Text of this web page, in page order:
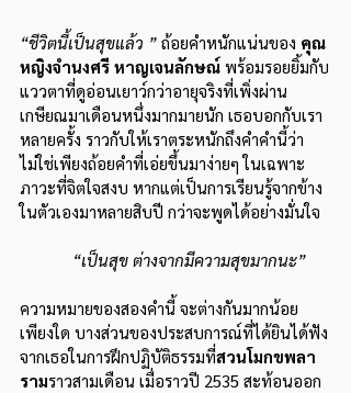
“ชีวิตนี้เป็นสุขแล้ว ” ถ้อยคำหนักแน่นของ คุณ
หญิงจำนงศรี หาญเจนลักษณ์ พร้อมรอยยิ้มกับ
แววตาที่ดูอ่อนเยาว์กว่าอายุจริงที่เพิ่งผ่าน
เกษียณมาเดือนหนึ่งมากมายนัก เธอบอกกับเรา
หลายครั้ง ราวกับให้เราตระหนักถึงคำคำนี้ว่า
ไม่ใช่เพียงถ้อยคำที่เอ่ยขึ้นมาง่ายๆ ในเฉพาะ
ภาวะที่จิตใจสงบ หากแต่เป็นการเรียนรู้จากข้าง
ในตัวเองมาหลายสิบปี กว่าจะพูดได้อย่างมั่นใจ
“เป็นสุข ต่างจากมีความสุขมากนะ”
ความหมายของสองคำนี้ จะต่างกันมากน้อย
เพียงใด บางส่วนของประสบการณ์ที่ได้ยินได้ฟัง
จากเธอในการฝึกปฏิบัติธรรมที่สวนโมกขพลา
รามราวสามเดือน เมื่อราวปี 2535 สะท้อนออก